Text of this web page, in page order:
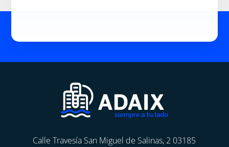
Calle Travesía San Miguel de Salinas, 2 03185